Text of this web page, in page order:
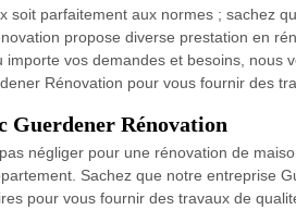
soit parfaitement aux normes ; sachez
propose diverse prestation en
vos demandes et besoins,
Rénovation pour vous fournir des
Guerdener Rénovation
négliger pour une rénovation de
Sachez que notre
pour vous fournir des travaux de